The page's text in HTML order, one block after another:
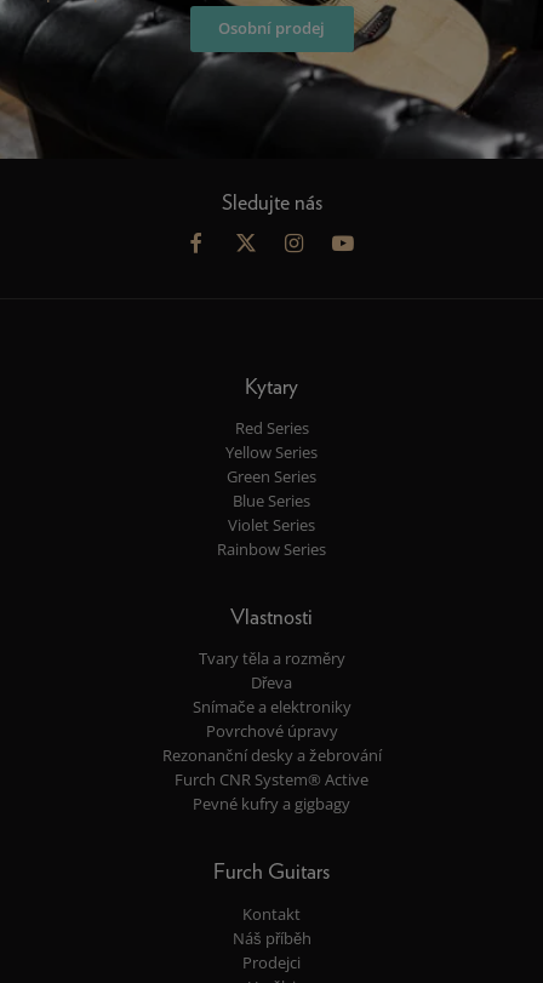
Osobní prodej
Sledujte nás
Kytary
Red Series
Yellow Series
Green Series
Blue Series
Violet Series
Rainbow Series
Vlastnosti
Tvary těla a rozměry
Dřeva
Snímače a elektroniky
Povrchové úpravy
Rezonanční desky a žebrování
Furch CNR System® Active
Pevné kufry a gigbagy
Furch Guitars
Kontakt
Náš příběh
Prodejci